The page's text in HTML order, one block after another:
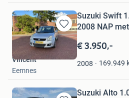
Bewaren
in
Mijn
Favorieten
Suzuki Swift
2008 NAP
€ 3.950,-
2008 169.949
Vincent
Eemnes
Suzuki Alto